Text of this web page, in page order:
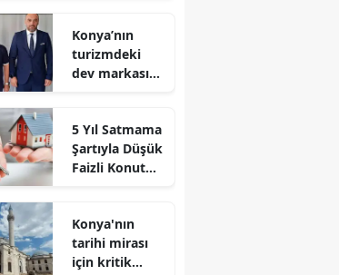
Konya’nın
turizmdeki
dev markası
de zirveye
oynuyor
5 Yıl Satmama
Şartıyla Düşük
Faizli Konut
Konya'nın
tarihi mirası
için kritik